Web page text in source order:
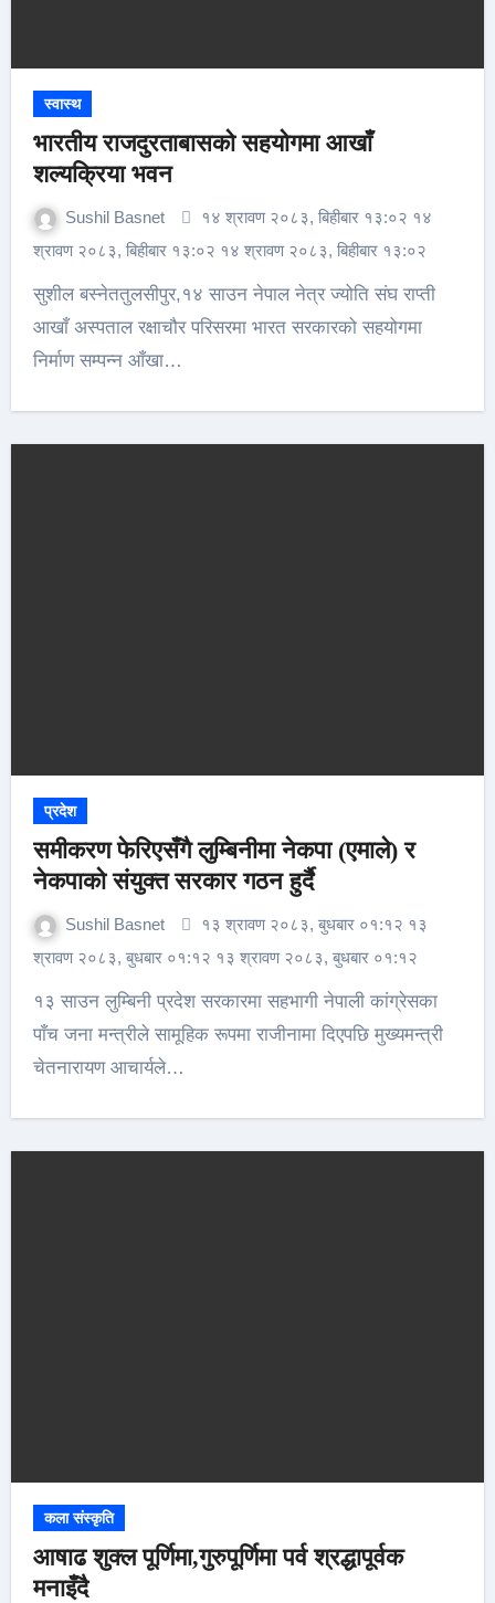
स्वास्थ
भारतीय राजदुरताबासको सहयोगमा आखाँ
शल्यक्रिया भवन
Sushil Basnet
१४ श्रावण २०८३, बिहीबार १३:०२ १४
श्रावण २०८३, बिहीबार १३:०२ १४ श्रावण २०८३, बिहीबार १३:०२
सुशील बस्नेततुलसीपुर,१४ साउन नेपाल नेत्र ज्योति संघ राप्ती
आखाँ अस्पताल रक्षाचौर परिसरमा भारत सरकारको सहयोगमा
निर्माण सम्पन्न आँखा…
प्रदेश
समीकरण फेरिएसँगै लुम्बिनीमा नेकपा (एमाले) र
नेकपाको संयुक्त सरकार गठन हुर्दै
Sushil Basnet
१३ श्रावण २०८३, बुधबार ०१:१२ १३
श्रावण २०८३, बुधबार ०१:१२ १३ श्रावण २०८३, बुधबार ०१:१२
१३ साउन लुम्बिनी प्रदेश सरकारमा सहभागी नेपाली कांग्रेसका
पाँच जना मन्त्रीले सामूहिक रूपमा राजीनामा दिएपछि मुख्यमन्त्री
चेतनारायण आचार्यले…
कला संस्कृति
आषाढ शुक्ल पूर्णिमा,गुरुपूर्णिमा पर्व श्रद्धापूर्वक
मनाइँदै